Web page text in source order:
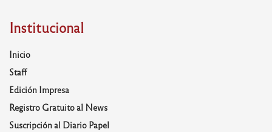
Institucional
Inicio
Staff
Edición Impresa
Registro Gratuito al News
Suscripción al Diario Papel